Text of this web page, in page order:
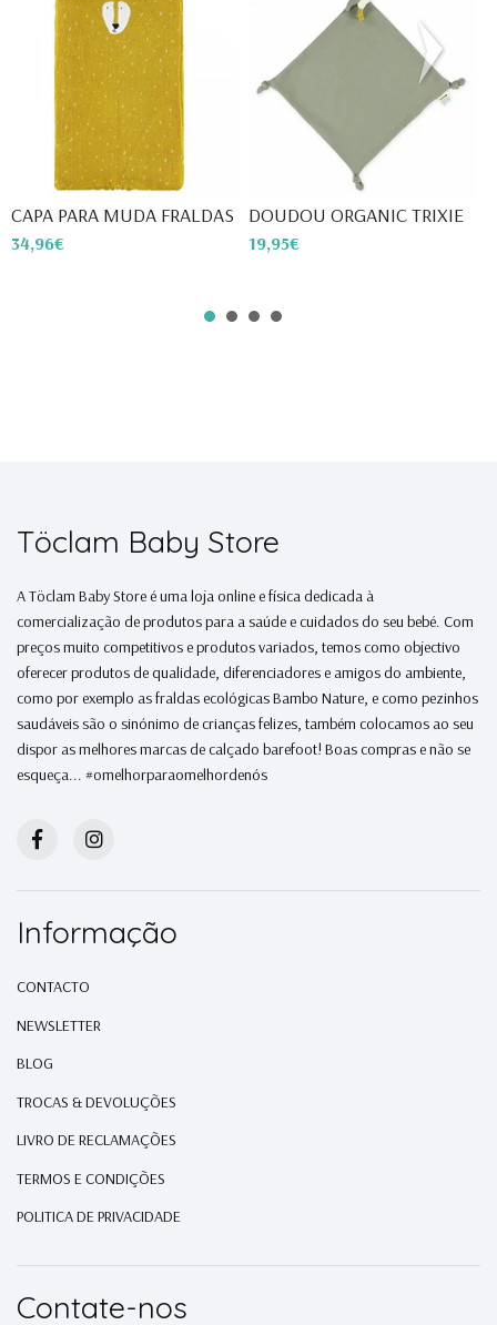
CAPA PARA MUDA FRALDAS - T...
34,96€
DOUDOU ORGANIC TRIXIE
19,95€
Töclam Baby Store
A Töclam Baby Store é uma loja online e física dedicada à
comercialização de produtos para a saúde e cuidados do seu bebé. Com
preços muito competitivos e produtos variados, temos como objectivo
oferecer produtos de qualidade, diferenciadores e amigos do ambiente,
como por exemplo as fraldas ecológicas Bambo Nature, e como pezinhos
saudáveis são o sinónimo de crianças felizes, também colocamos ao seu
dispor as melhores marcas de calçado barefoot! Boas compras e não se
esqueça... #omelhorparaomelhordenós
Informação
CONTACTO
NEWSLETTER
BLOG
TROCAS & DEVOLUÇÕES
LIVRO DE RECLAMAÇÕES
TERMOS E CONDIÇÕES
POLITICA DE PRIVACIDADE
Contate-nos